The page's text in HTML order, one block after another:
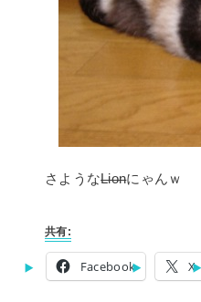
さようなLionにゃんｗ
共有:
Facebook X